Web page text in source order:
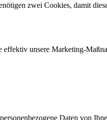
zwei Cookies, damit
effektiv unsere Marketing-
Daten von